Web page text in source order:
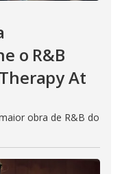
o R&B
At
obra de R&B do